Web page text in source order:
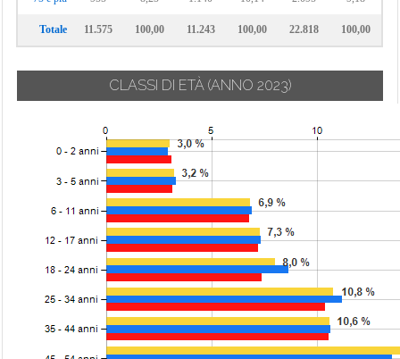
Totale 11.575 100,00 11.243 100,00 22.818 100,00
CLASSI DI ETÀ (ANNO 2023)